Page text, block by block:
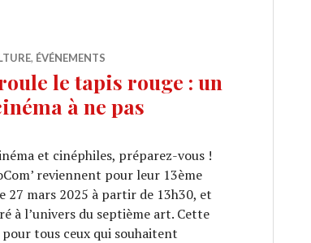
, ÉVÉNEMENTS
le tapis rouge : un
à ne pas
et cinéphiles, préparez-vous !
reviennent pour leur 13ème
27 mars 2025 à partir de 13h30, et
à l’univers du septième art. Cette
tous ceux qui souhaitent